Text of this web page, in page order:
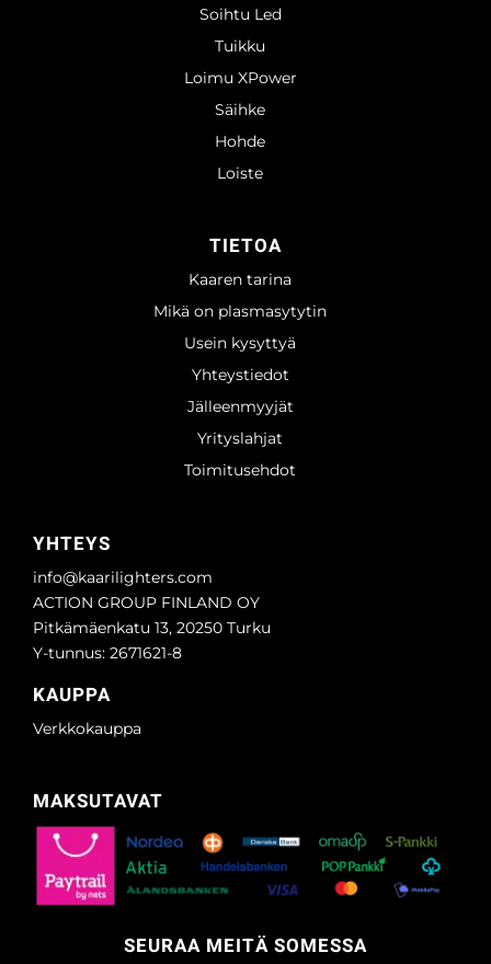
Soihtu Led
Tuikku
Loimu XPower
Säihke
Hohde
Loiste
TIETOA
Kaaren tarina
Mikä on plasmasytytin
Usein kysyttyä
Yhteystiedot
Jälleenmyyjät
Yrityslahjat
Toimitusehdot
YHTEYS
info@kaarilighters.com
ACTION GROUP FINLAND OY
Pitkämäenkatu 13, 20250 Turku
Y-tunnus: 2671621-8
KAUPPA
Verkkokauppa
MAKSUTAVAT
SEURAA MEITÄ SOMESSA